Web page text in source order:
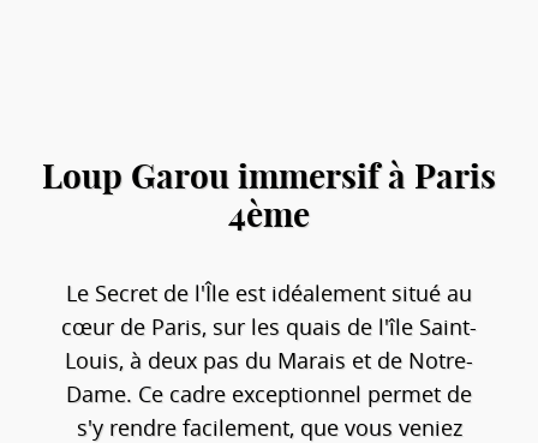
Loup Garou immersif à Paris
4ème
Le Secret de l'Île est idéalement situé au
cœur de Paris, sur les quais de l'île Saint-
Louis, à deux pas du Marais et de Notre-
Dame. Ce cadre exceptionnel permet de
s'y rendre facilement, que vous veniez